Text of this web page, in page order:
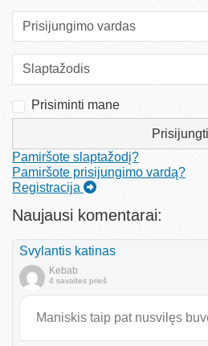
Prisijungimo vardas
Slaptažodis
Prisiminti mane
Prisijungti
Pamiršote slaptažodį?
Pamiršote prisijungimo vardą?
Registracija
Naujausi komentarai:
Svylantis katinas
Kebab
4 savaites prieš
Maniskis taip pat nusvilęs